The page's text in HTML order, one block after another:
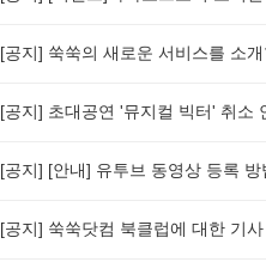
[공지] 쑥쑥의 새로운 서비스를 소
[공지] 초대공연 '뮤지컬 빅터' 취소
[공지] [안내] 유투브 동영상 등록 방
[공지] 쑥쑥닷컴 북클럽에 대한 기